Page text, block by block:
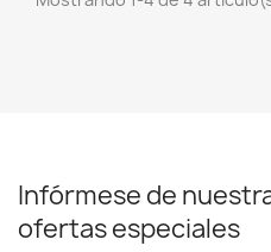
Infórmese de
ofertas especiales